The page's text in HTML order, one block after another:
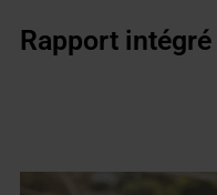
Rapport intégré